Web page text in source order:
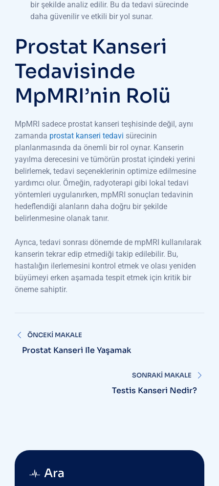
bir şekilde analiz edilir. Bu da tedavi sürecinde
daha güvenilir ve etkili bir yol sunar.
Prostat Kanseri
Tedavisinde
MpMRI’nin Rolü
MpMRI sadece prostat kanseri teşhisinde değil, aynı
zamanda prostat kanseri tedavi sürecinin
planlanmasında da önemli bir rol oynar. Kanserin
yayılma derecesini ve tümörün prostat içindeki yerini
belirlemek, tedavi seçeneklerinin optimize edilmesine
yardımcı olur. Örneğin, radyoterapi gibi lokal tedavi
yöntemleri uygulanırken, mpMRI sonuçları tedavinin
hedeflendiği alanların daha doğru bir şekilde
belirlenmesine olanak tanır.
Ayrıca, tedavi sonrası dönemde de mpMRI kullanılarak
kanserin tekrar edip etmediği takip edilebilir. Bu,
hastalığın ilerlemesini kontrol etmek ve olası yeniden
büyümeyi erken aşamada tespit etmek için kritik bir
öneme sahiptir.
Yazı
gezinmesi
ÖNCEKI MAKALE
Prostat Kanseri Ile Yaşamak
SONRAKI MAKALE
Testis Kanseri Nedir?
Ara